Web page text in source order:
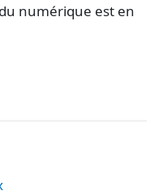
numérique est en